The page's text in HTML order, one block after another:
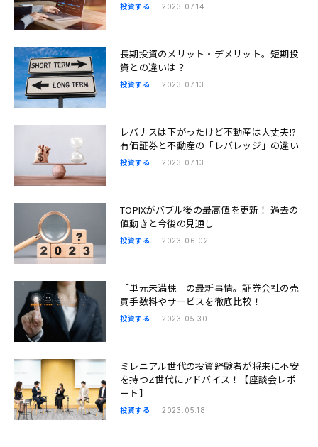
投資する 2023.07.14
長期投資のメリット・デメリット。短期投
資との違いは？
投資する 2023.07.13
レバナスは下がったけど不動産は大丈夫!?
有価証券と不動産の「レバレッジ」の違い
投資する 2023.07.13
TOPIXがバブル後の最高値を更新！ 過去の
値動きと今後の見通し
投資する 2023.06.02
「単元未満株」の最新事情。証券会社の売
買手数料やサービスを徹底比較！
投資する 2023.05.30
ミレニアル世代の投資経験者が将来に不安
を持つZ世代にアドバイス！【座談会レポ
ート】
投資する 2023.05.18